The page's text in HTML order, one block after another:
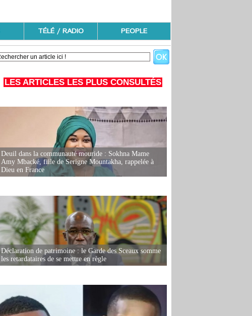
TÉLÉ / RADIO PEOPLE
LES ARTICLES LES PLUS CONSULTÉS
Deuil dans la communauté mouride : Sokhna Mame
Amy Mbacké, fille de Serigne Mountakha, rappelée à
Dieu en France
Déclaration de patrimoine : le Garde des Sceaux somme
les retardataires de se mettre en règle